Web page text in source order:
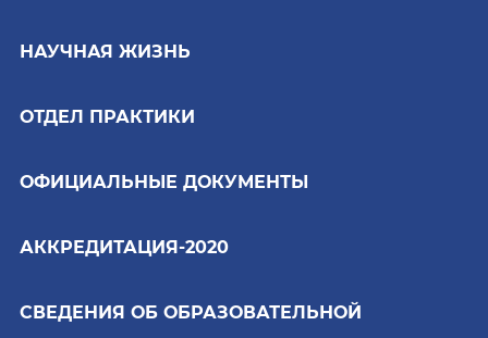
НАУЧНАЯ ЖИЗНЬ
ОТДЕЛ ПРАКТИКИ
ОФИЦИАЛЬНЫЕ ДОКУМЕНТЫ
АККРЕДИТАЦИЯ-2020
СВЕДЕНИЯ ОБ ОБРАЗОВАТЕЛЬНОЙ